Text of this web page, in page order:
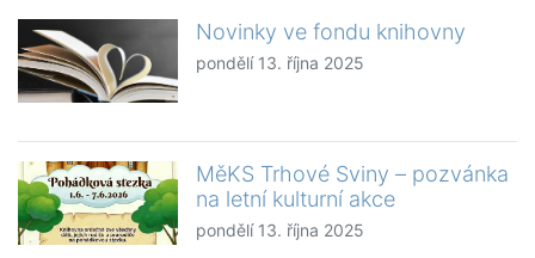
Novinky ve fondu knihovny
pondělí 13. října 2025
MěKS Trhové Sviny – pozvánka
na letní kulturní akce
pondělí 13. října 2025